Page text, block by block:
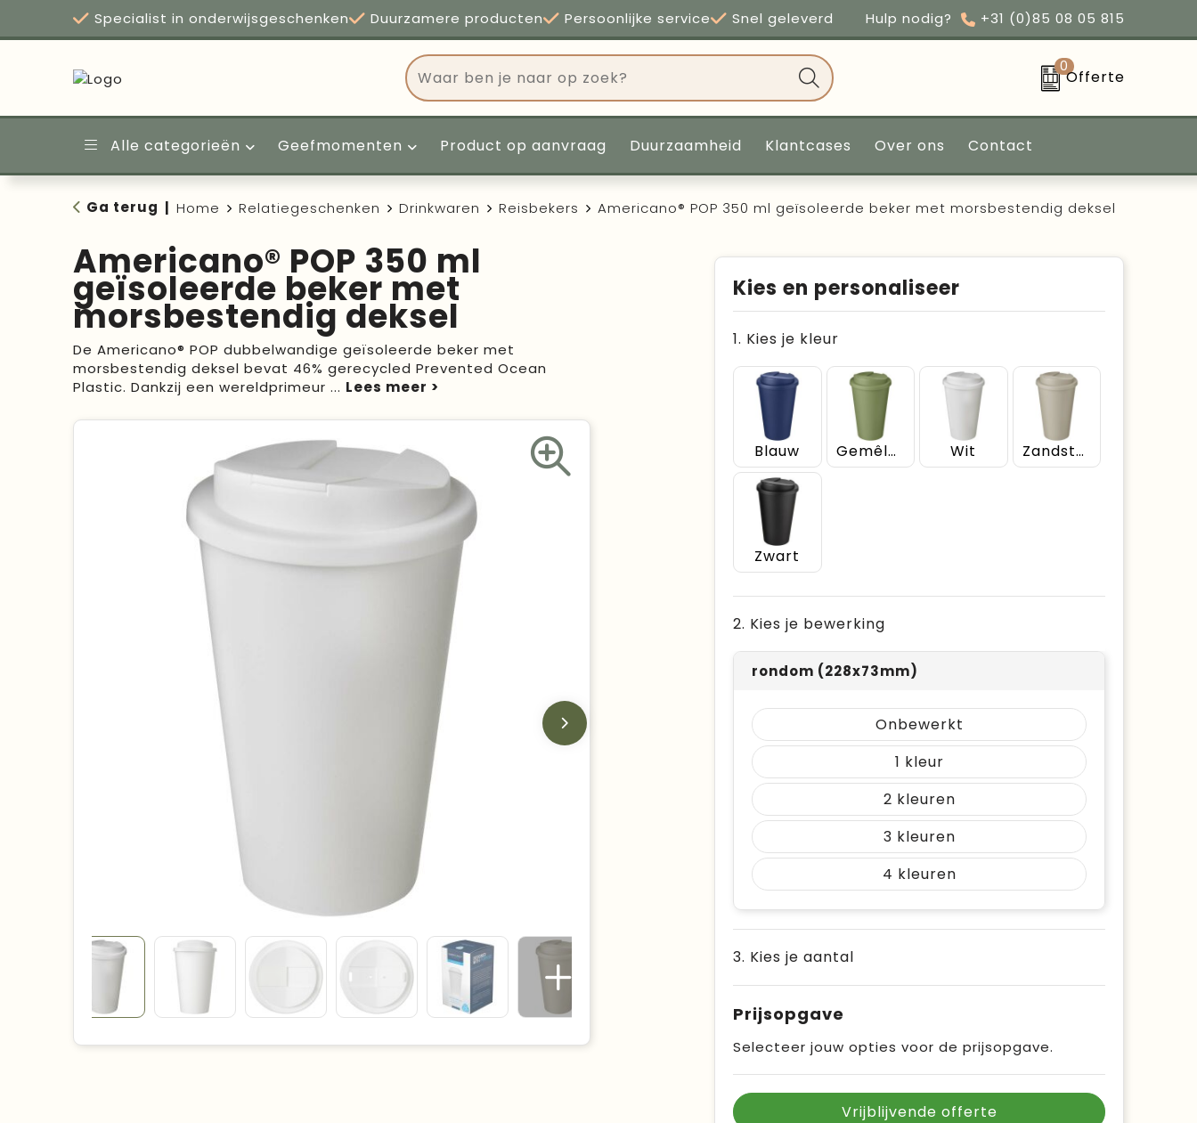
Specialist in onderwijsgeschenken Duurzamere producten Persoonlijke service Snel geleverd Hulp nodig? +31 (0)85 08 05 815
0
Offerte
Alle categorieën Geefmomenten Product op aanvraag Duurzaamheid Klantcases Over ons Contact
Ga terug Home Relatiegeschenken Drinkwaren Reisbekers Americano® POP 350 ml geïsoleerde beker met morsbestendig deksel
Americano® POP 350 ml
geïsoleerde beker met
morsbestendig deksel
De Americano® POP dubbelwandige geïsoleerde beker met
morsbestendig deksel bevat 46% gerecycled Prevented Ocean
Plastic. Dankzij een wereldprimeur ...
Kies en personaliseer
1. Kies je kleur
Blauw Gemêleerd groen Wit Zandsteen
Zwart
2. Kies je bewerking
rondom (228x73mm)
Onbewerkt
1
2
3
4
3. Kies je aantal
Prijsopgave
Selecteer jouw opties voor de prijsopgave.
Vrijblijvende offerte